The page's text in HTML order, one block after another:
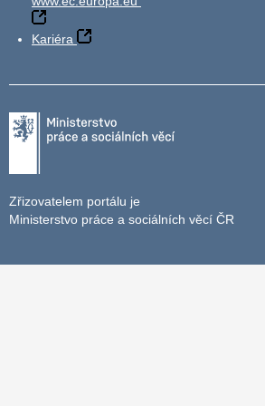
Kariéra
Zřizovatelem portálu je
Ministerstvo práce a sociálních věcí ČR